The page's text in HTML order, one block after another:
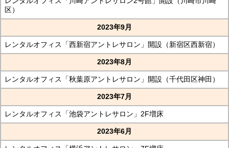
区）
2023年9月
レンタルオフィス「西新宿アントレサロン」開設（新宿区西新宿）
2023年8月
レンタルオフィス「秋葉原アントレサロン」開設（千代田区神田）
2023年7月
レンタルオフィス「池袋アントレサロン」2F増床
2023年6月